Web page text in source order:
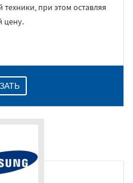
при этом оставляя
цену.